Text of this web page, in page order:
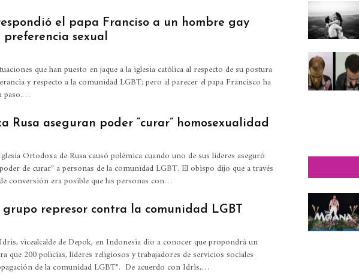
el papa Franciso a un hombre gay
preferencia sexual
que han puesto en jaque a la iglesia católica al respecto de su postura
y respecto a la comunidad LGBT; pero al parecer el papa Francisco ha
paso.…
aseguran poder “curar” homosexualidad
Ortodoxa de Rusa causó polémica cuando uno de sus líderes aseguró
de curar" a personas de la comunidad LGBT. El obispo dijo que a través
conversión era posible que las personas con…
represor contra la comunidad LGBT
vicealcalde de Depok, en Indonesia dio a conocer que propondrá un
que 200 policías, líderes religiosos y trabajadores de servicios sociales
de la comunidad LGBT". De acuerdo con Idris,…